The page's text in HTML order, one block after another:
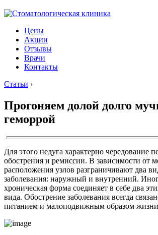
Цены
Акции
Отзывы
Врачи
Контакты
Статьи ›
Прогоняем долой долго
геморрой
Для этого недуга характерно чередование
обострения и ремиссии. В зависимости от
расположения узлов разграничивают два
заболевания: наружный и внутренний.
хроническая форма соединяет в себе два
вида. Обострение заболевания всегда
питанием и малоподвижным образом